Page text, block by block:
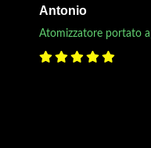
Antonio
Atomizzatore portato